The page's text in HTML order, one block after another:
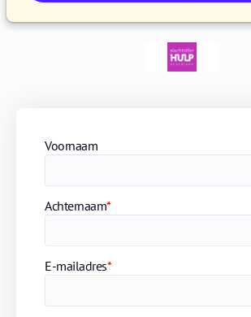
Voornaam
Achternaam*
E-mailadres*